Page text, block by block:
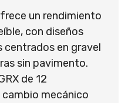
un rendimiento
con diseños
centrados en gravel
sin pavimento.
de 12
mecánico